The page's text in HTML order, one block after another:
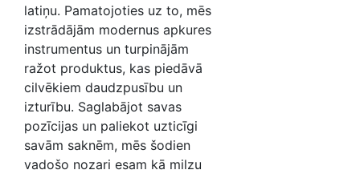
latiņu. Pamatojoties uz to, mēs
izstrādājām modernus apkures
instrumentus un turpinājām
ražot produktus, kas piedāvā
cilvēkiem daudzpusību un
izturību. Saglabājot savas
pozīcijas un paliekot uzticīgi
savām saknēm, mēs šodien
vadošo nozari esam kā milzu